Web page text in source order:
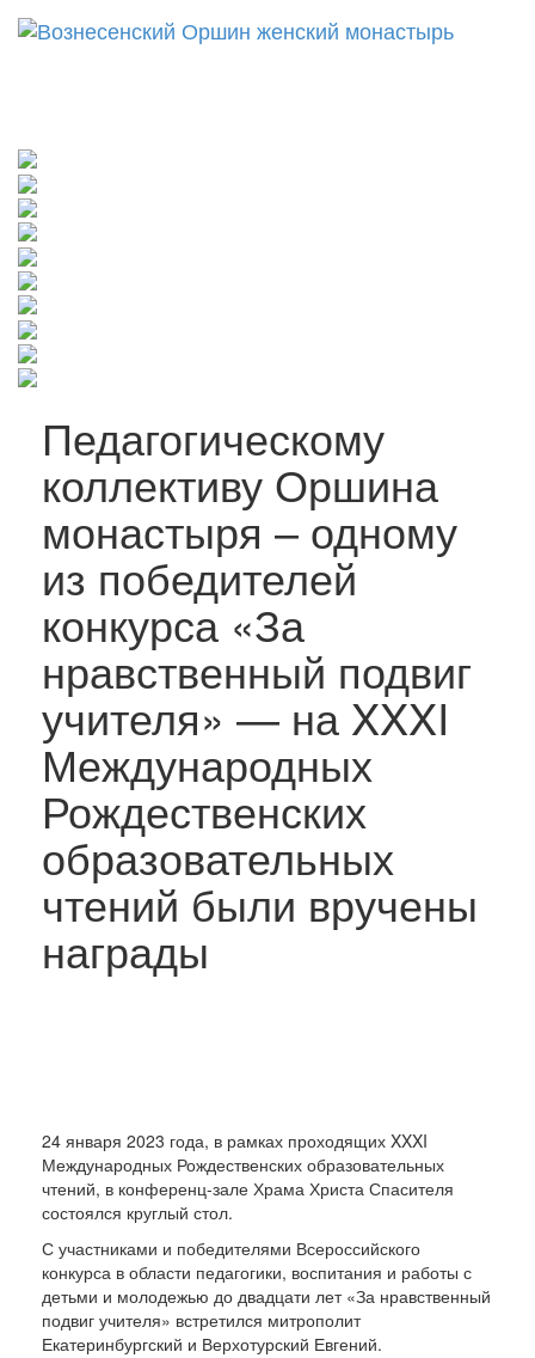
Педагогическому
коллективу Оршина
монастыря – одному
из победителей
конкурса «За
нравственный подвиг
учителя» — на XXXI
Международных
Рождественских
образовательных
чтений были вручены
награды
24 января 2023 года, в рамках проходящих XXXI
Международных Рождественских образовательных
чтений, в конференц-зале Храма Христа Спасителя
состоялся круглый стол.
С участниками и победителями Всероссийского
конкурса в области педагогики, воспитания и работы с
детьми и молодежью до двадцати лет «За нравственный
подвиг учителя» встретился митрополит
Екатеринбургский и Верхотурский Евгений.